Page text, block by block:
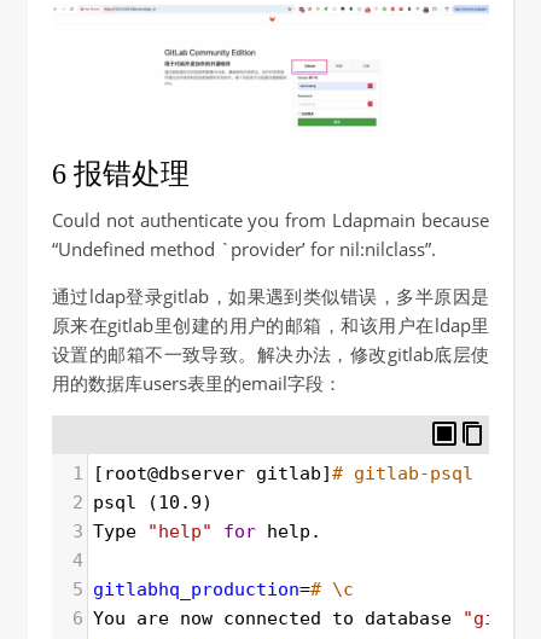
6 报错处理
Could not authenticate you from Ldapmain because
“Undefined method `provider’ for nil:nilclass”.
通过ldap登录gitlab，如果遇到类似错误，多半原因是
原来在gitlab里创建的用户的邮箱，和该用户在ldap里
设置的邮箱不一致导致。解决办法，修改gitlab底层使
用的数据库users表里的email字段：
1 [root@dbserver gitlab]# gitlab-psql
2 psql (10.9)
3 Type "help" for help.
4
5 gitlabhq_production=# \c
6 You are now connected to database